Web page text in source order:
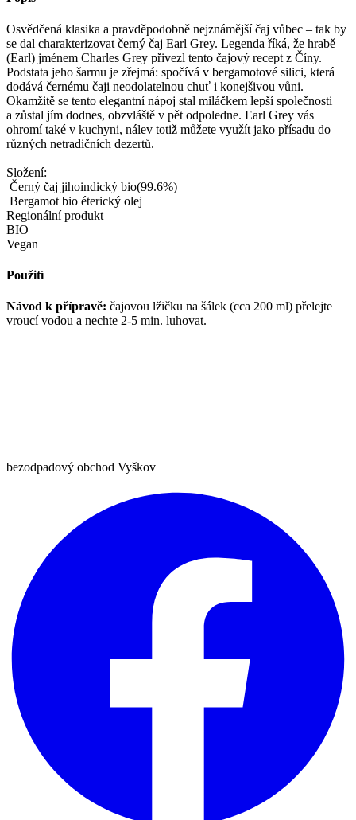
Osvědčená klasika a pravděpodobně nejznámější čaj vůbec – tak by
se dal charakterizovat černý čaj Earl Grey. Legenda říká, že hrabě
(Earl) jménem Charles Grey přivezl tento čajový recept z Číny.
Podstata jeho šarmu je zřejmá: spočívá v bergamotové silici, která
dodává černému čaji neodolatelnou chuť i konejšivou vůni.
Okamžitě se tento elegantní nápoj stal miláčkem lepší společnosti
a zůstal jím dodnes, obzvláště v pět odpoledne. Earl Grey vás
ohromí také v kuchyni, nálev totiž můžete využít jako přísadu do
různých netradičních dezertů.
Složení:
Černý čaj jihoindický bio(99.6%)
Bergamot bio éterický olej
Regionální produkt
BIO
Vegan
Použití
Návod k přípravě: čajovou lžičku na šálek (cca 200 ml) přelejte
vroucí vodou a nechte 2-5 min. luhovat.
bezodpadový obchod Vyškov